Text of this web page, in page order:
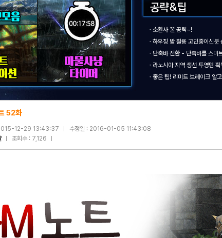
ㆍ 소환사 꿀 공략~!
ㆍ 하우징 밭 활용 고민중이신분
ㆍ 단축바 전환 - 단축바를 스마
ㆍ 라노시아 지역 생선 투영템 획
ㆍ 좋은 팁! 리미트 브레이크 알
52화
12-29 13:43:37
수정일 : 2016-01-05 11:43:08
조회수 : 7,126